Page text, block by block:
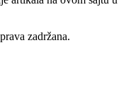
zadržana.